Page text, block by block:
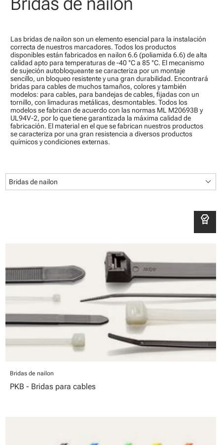
Las bridas de nailon son un elemento esencial para la instalación
correcta de nuestros marcadores. Todos los productos
disponibles están fabricados en nailon 6.6 (poliamida 6.6) de alta
calidad apto para temperaturas de -40 °C a 85 °C. El mecanismo
de sujeción autobloqueante se caracteriza por un montaje
sencillo, un bloqueo resistente y una gran durabilidad. Encontrará
bridas para cables de muchos tamaños, colores y también
modelos: para cables, para bandejas de cables, fijadas con un
tornillo, con limaduras metálicas, desmontables. Todos los
modelos se fabrican de acuerdo con las normas ML M20693B y
UL94V-2, por lo que tiene garantizada la máxima calidad de
fabricación. El material en el que se fabrican nuestros productos
se caracteriza por una gran resistencia a diversos productos
químicos y condiciones externas.
Bridas de nailon keyboard_arrow_down
editor_choice
Bridas de nailon
PKB - Bridas para cables